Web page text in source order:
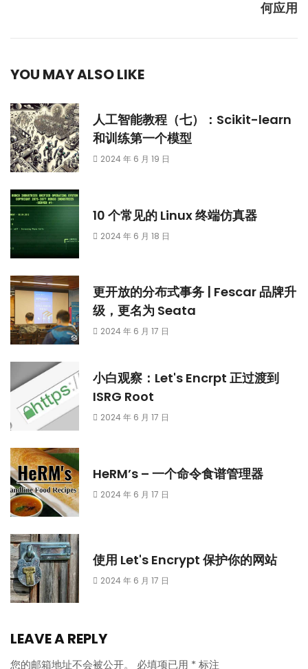
何应用
YOU MAY ALSO LIKE
人工智能教程（七）：Scikit-learn
和训练第一个模型
2024 年 6 月 19 日
10 个常见的 Linux 终端仿真器
2024 年 6 月 18 日
更开放的分布式事务 | Fescar 品牌升
级，更名为 Seata
2024 年 6 月 17 日
小白观察：Let's Encrpt 正过渡到
ISRG Root
2024 年 6 月 17 日
HeRM’s – 一个命令食谱管理器
2024 年 6 月 17 日
使用 Let's Encrypt 保护你的网站
2024 年 6 月 17 日
LEAVE A REPLY
您的邮箱地址不会被公开。 必填项已用 * 标注